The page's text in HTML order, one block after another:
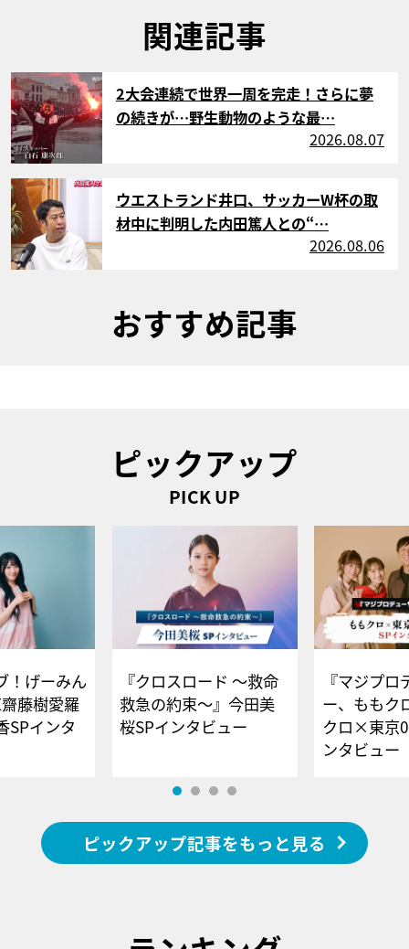
関連記事
サムネイル
2大会連続で世界一周を完走！さらに夢
の続きが…野生動物のような最…
2026.08.07
サムネイル
ウエストランド井口、サッカーW杯の取
材中に判明した内田篤人との“…
2026.08.06
おすすめ記事
ピックアップ
PICK UP
！げーみん
藤樹愛羅
SPインタ
『クロスロード ～救命
救急の約束～』今田美
桜SPインタビュー
『マジプロ
ー、ももク
クロ×東京
ンタビュー
ピックアップ記事をもっと見る